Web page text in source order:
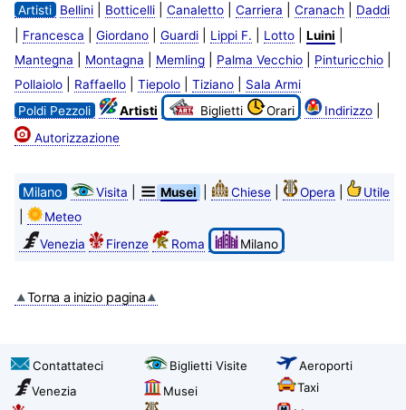
Artisti
Bellini| Botticelli| Canaletto| Carriera Cranach Daddi
Francesca Giordano| Guardi| Lippi F. Lotto| Luini
Mantegna Montagna Memling| Palma Vecchio| Pinturicchio|
Pollaiolo| Raffaello| Tiepolo| Tiziano|
Sala Armi
Poldi Pezzoli
Artisti Biglietti Orari Indirizzo|
Autorizzazione
Milano Visita Musei Chiese| Opera Utile
Meteo
Venezia
Firenze Roma Milano
Torna a inizio pagina
Contattateci
Venezia
Biglietti Visite
Musei
Aeroporti
Taxi